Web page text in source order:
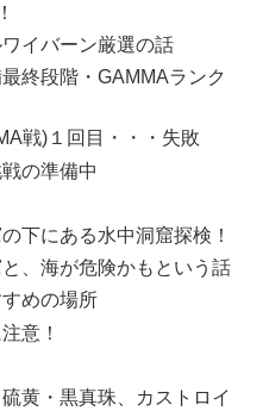
イバーン厳選の話
終段階・GAMMAランク
戦)１回目・・・失敗
の準備中
下にある水中洞窟探検！
、海が危険かもという話
めの場所
意！
黄・黒真珠、カストロイ